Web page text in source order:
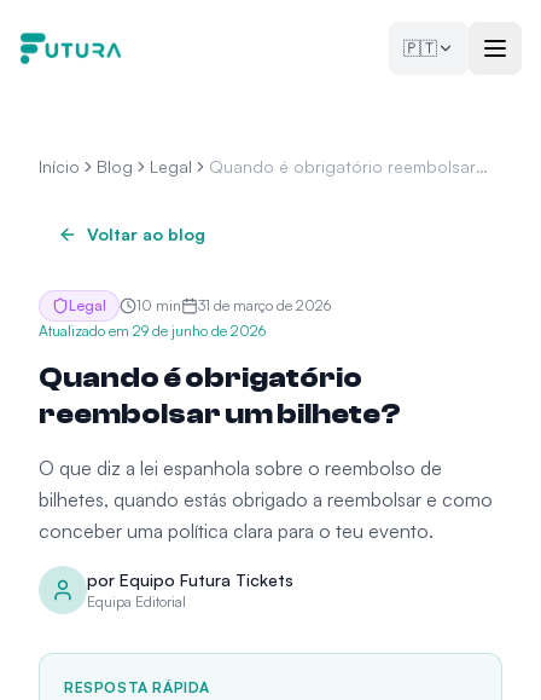
🇵🇹
Início Blog Legal
Quando é obrigatório reembolsar
Voltar ao blog
Legal 10 min
31 de março de 2026
Atualizado em 29 de junho de 2026
Quando é obrigatório
reembolsar um bilhete?
O que diz a lei espanhola sobre o reembolso de
bilhetes, quando estás obrigado a reembolsar e como
conceber uma política clara para o teu evento.
por Equipo Futura Tickets
Equipa Editorial
RESPOSTA RÁPIDA